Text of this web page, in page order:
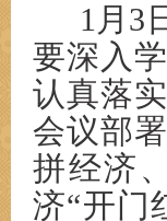
1月3
要深入
认真落
会议部
拼经济
济“开门